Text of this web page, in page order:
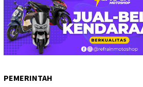
PEMERINTAH